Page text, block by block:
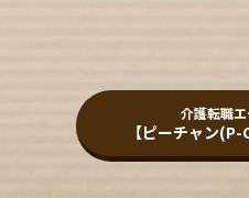
介護転職
【ピーチャン(P-